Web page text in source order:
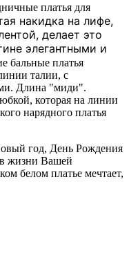
платья для
накидка на лифе,
делает это
элегантными и
бальные платья
талии, с
Длина "миди".
которая на линии
нарядного платья
год, День Рождения
жизни Вашей
белом платье мечтает,